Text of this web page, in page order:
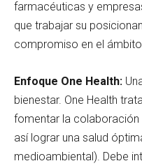
farmacéuticas y
que trabajar su
compromiso en el
Enfoque One Health:
bienestar. One Health
fomentar la colaboración
así lograr una salud
medioambiental). Debe